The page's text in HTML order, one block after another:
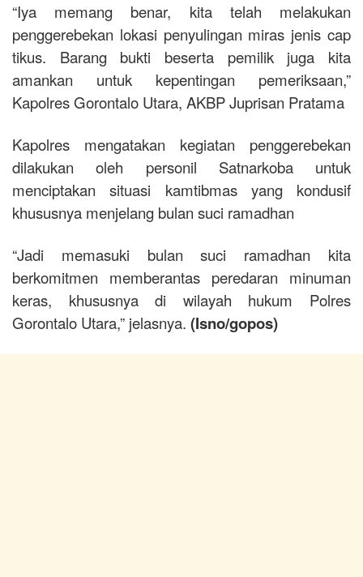
“Iya memang benar, kita telah melakukan
penggerebekan lokasi penyulingan miras jenis cap
tikus. Barang bukti beserta pemilik juga kita
amankan untuk kepentingan pemeriksaan,”
Kapolres Gorontalo Utara, AKBP Juprisan Pratama
Kapolres mengatakan kegiatan penggerebekan
dilakukan oleh personil Satnarkoba untuk
menciptakan situasi kamtibmas yang kondusif
khususnya menjelang bulan suci ramadhan
“Jadi memasuki bulan suci ramadhan kita
berkomitmen memberantas peredaran minuman
keras, khususnya di wilayah hukum Polres
Gorontalo Utara,” jelasnya. (Isno/gopos)